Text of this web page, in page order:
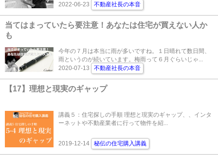
2022-06-23
不動産社長の本音
当てはまっていたら要注意！あなたは住宅が買えない人か
も
今年の７月は本当に雨が多いですね。１日晴れて数日間、
雨というのが続いています。梅雨って６月ぐらいじゃ...
2020-07-13
不動産社長の本音
【17】理想と現実のギャップ
講義５：住宅探しの手順 理想と現実のギャップ、、インタ
ーネットや不動産業者に行って物件を紹...
2019-12-14 秘伝の住宅購入講義